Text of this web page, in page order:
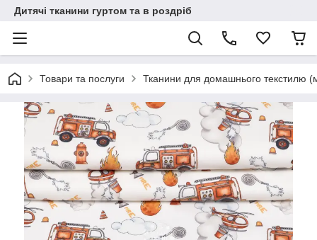
Дитячі тканини гуртом та в роздріб
Товари та послуги Тканини для домашнього текстилю